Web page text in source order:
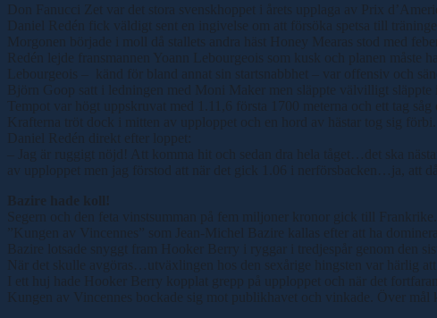
Don Fanucci Zet var det stora svenskhoppet i årets upplaga av Prix
Daniel Redén fick väldigt sent en ingivelse om att försöka spetsa till
Morgonen började i moll då stallets andra häst Honey Mearas stod med
Redén lejde fransmannen Yoann Lebourgeois som kusk och planen måste
Lebourgeois – känd för bland annat sin startsnabbhet – var offensiv och
Björn Goop satt i ledningen med Moni Maker men släppte välvilligt släppte
Tempot var högt uppskruvat med 1.11,6 första 1700 meterna och ett tag
Krafterna tröt dock i mitten av upploppet och en hord av hästar tog sig
Daniel Redén direkt efter loppet:
– Jag är ruggigt nöjd! Att komma hit och sedan dra hela tåget…det ska
av upploppet men jag förstod att när det gick 1.06 i nerförsbacken…ja, att
Bazire hade koll!
Segern och den feta vinstsumman på fem miljoner kronor gick till Frankrike.
”Kungen av Vincennes” som Jean-Michel Bazire kallas efter att ha
Bazire lotsade snyggt fram Hooker Berry i ryggar i tredjespår genom den
När det skulle avgöras…utväxlingen hos den sexårige hingsten var härlig att
I ett huj hade Hooker Berry kopplat grepp på upploppet och när det
Kungen av Vincennes bockade sig mot publikhavet och vinkade. Över mål